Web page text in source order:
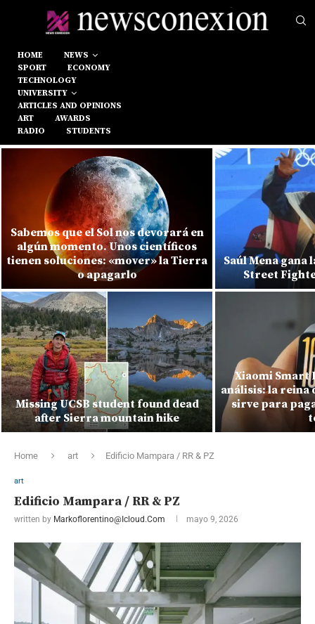
HOME
NEWS
SPORT
ECONOMY
TECHNOLOGY
UNIVERSITY
ARTICLES AND OPINIONS
ART
AWARDS
RADIO
STUDENTS
Sabemos que el Sol nos devorará en
algún momento. Unos científicos
tienen soluciones: «mover» la Tierra
o apagarlo
Missing UCSB student found dead
after Sierra mountain hike
Saúl Mena gana
Street
Xiaomi Smart
análisis: la reina
sirve para
Home art Edificio Mampara / RR & PZ
art
Edificio Mampara / RR & PZ
written by Markoflorentino@icloud.com mayo 9, 2026